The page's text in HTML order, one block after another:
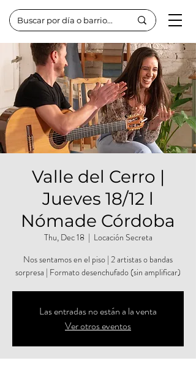
Valle del Cerro |
Jueves 18/12 l
Nómade Córdoba
Thu, Dec 18
  |
Locación Secreta
Nos sentamos en el piso | 2 artistas o bandas
sorpresa | Formato desenchufado (sin amplificar)
Las entradas no están a la venta
Ver otros eventos